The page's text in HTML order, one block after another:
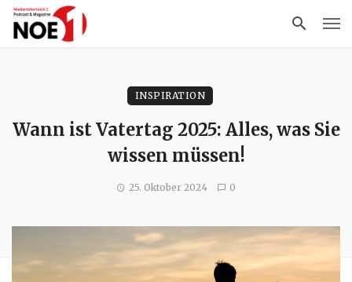
INSPIRATION
Wann ist Vatertag 2025: Alles, was Sie
wissen müssen!
25. Oktober 2024 0